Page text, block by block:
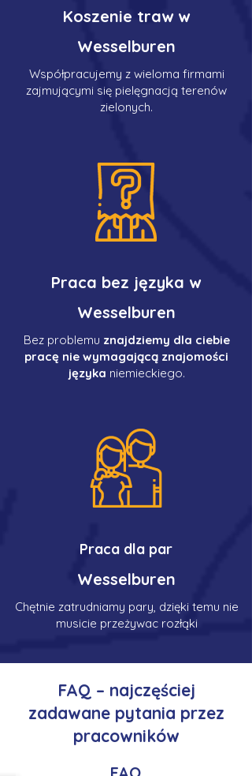
Koszenie traw w
Wesselburen
Współpracujemy z wieloma firmami
zajmującymi się pielęgnacją terenów
zielonych.
Praca bez języka w
Wesselburen
Bez problemu znajdziemy dla ciebie
pracę nie wymagającą znajomości
języka niemieckiego.
Praca dla par
Wesselburen
Chętnie zatrudniamy pary, dzięki temu nie
musicie przeżywac rozłąki
FAQ – najczęściej
zadawane pytania przez
pracowników